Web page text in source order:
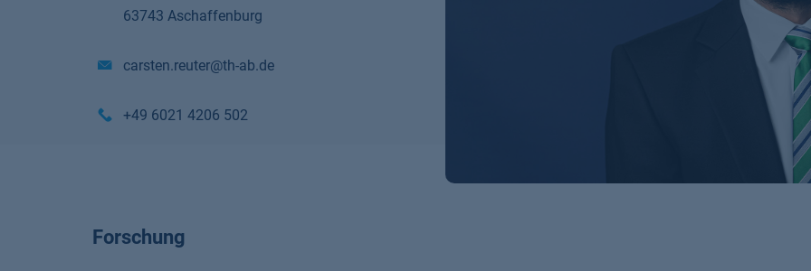
63743 Aschaffenburg
carsten.reuter@th-ab.de
+49 6021 4206 502
Forschung